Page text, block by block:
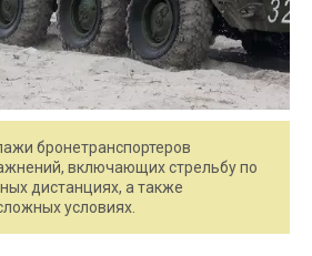
бронетранспортеров
включающих стрельбу по
дистанциях, а также
условиях.